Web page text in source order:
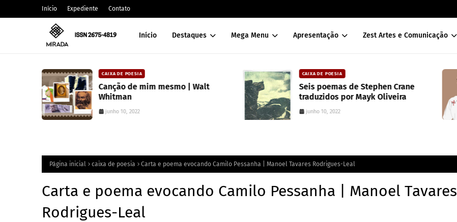
Início Expediente Contato
Início Destaques Mega Menu Apresentação Zest Artes e Comunicação
CAIXA DE POESIA
Canção de mim mesmo | Walt
Whitman
junho 10, 2022
CAIXA DE POESIA
Seis poemas de Stephen Crane
traduzidos por Mayk Oliveira
junho 10, 2022
Página inicial caixa de poesia Carta e poema evocando Camilo Pessanha | Manoel Tavares Rodrigues-Leal
Carta e poema evocando Camilo Pessanha | Manoel Tavares
Rodrigues-Leal